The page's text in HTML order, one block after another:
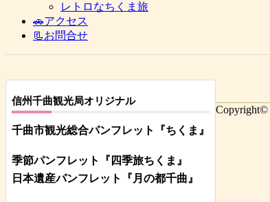
レトロなちくま旅
🚗アクセス
📃お問合せ
信州千曲観光局オリジナル
千曲市観光総合パンフレット 『ちくま』
季節パンフレット『四季旅ちくま』
日本遺産パンフレット
『月の都千曲』
Copyright©